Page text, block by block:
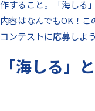
作すること。「海しる
内容はなんでもOK！こ
コンテストに応募しよう
「海しる」